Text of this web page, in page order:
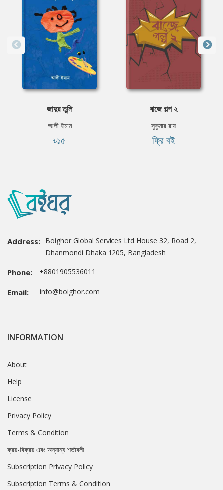
জাদুর তুলি
আলী ইমাম
৳১৫
বাজে গল্প ২
সুকুমার রায়
ফ্রি বই
Address: Boighor Global Services Ltd House 32, Road 2,
Dhanmondi Dhaka 1205, Bangladesh
Phone: +8801905536011
Email: info@boighor.com
INFORMATION
About
Help
License
Privacy Policy
Terms & Condition
ক্রয়-বিক্রয় এবং অন্যান্য শর্তাবলী
Subscription Privacy Policy
Subscription Terms & Condition